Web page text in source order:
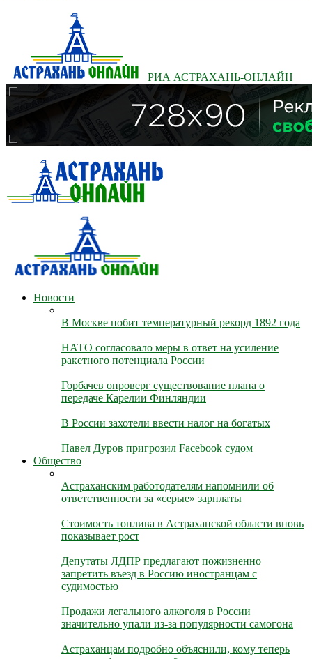
РИА АСТРАХАНЬ-ОНЛАЙН
Новости
В Москве побит температурный рекорд 1892 года
НАТО согласовало меры в ответ на усиление
ракетного потенциала России
Горбачев опроверг существование плана о
передаче Карелии Финляндии
В России захотели ввести налог на богатых
Павел Дуров пригрозил Facebook судом
Общество
Астраханским работодателям напомнили об
ответственности за «серые» зарплаты
Стоимость топлива в Астраханской области вновь
показывает рост
Депутаты ЛДПР предлагают пожизненно
запретить въезд в Россию иностранцам с
судимостью
Продажи легального алкоголя в России
значительно упали из-за популярности самогона
Астраханцам подробно объяснили, кому теперь